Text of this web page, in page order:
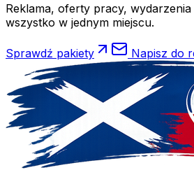
Reklama, oferty pracy,
wszystko w jednym miejscu.
Sprawdź pakiety Napisz do